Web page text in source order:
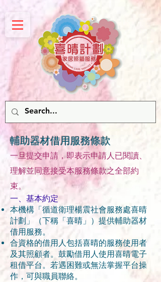
輔助器材借用服務條款
一旦提交申請，即表示申請人已閱讀、
理解並同意接受本服務條款之全部約
束。
一、基本約定
本機構「循道衛理楊震社會服務處喜晴
計劃」（下稱「喜晴」）提供輔助器材
借用服務。
合資格的借用人包括喜晴的服務使用者
及其照顧者。鼓勵借用人使用喜晴電子
租借平台。若遇困難或無法掌握平台操
作，可與職員聯絡。